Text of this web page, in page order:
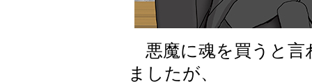
悪魔に魂を買うと言
ましたが、